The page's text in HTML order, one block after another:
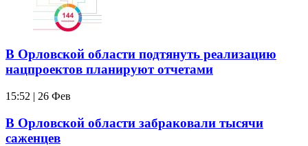
В Орловской области подтянуть реализацию
нацпроектов планируют отчетами
15:52 | 26 Фев
В Орловской области забраковали тысячи
саженцев